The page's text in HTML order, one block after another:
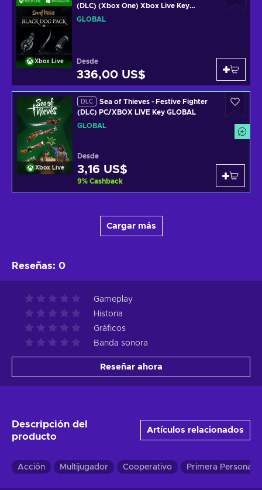
Xbox Live
(DLC) (Xbox One) Xbox Live Key
GLOBAL
GLOBAL
Desde
336,00 US$
Xbox Live
DLC
Sea of Thieves - Festive Fighter
(DLC) PC/XBOX LIVE Key GLOBAL
GLOBAL
Desde
3,16 US$
9% Cashback
Cargar más
Reseñas: 0
Gameplay
Historia
Gráficos
Banda sonora
Reseñar ahora
Descripción del
producto
Artículos relacionados
Acción Multijugador Cooperativo Primera Persona